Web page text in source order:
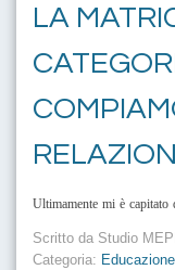
LA
Scritto da Studio
Categoria:
Ultimamente mi è capitato